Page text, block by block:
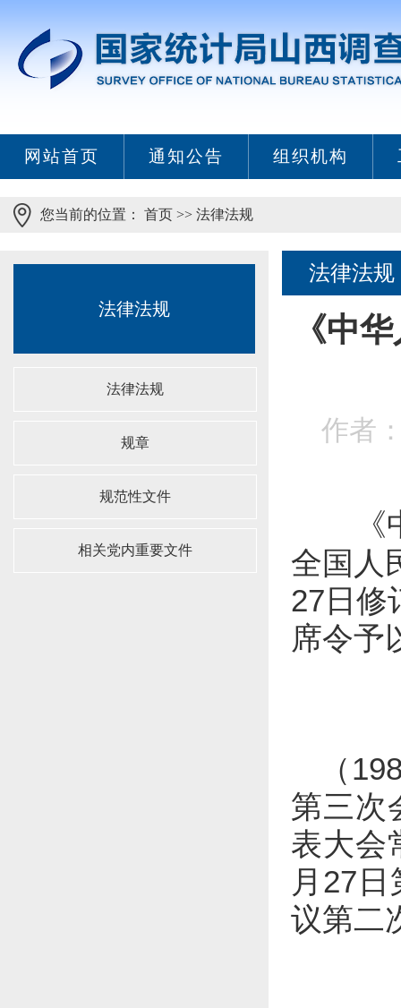
网站首页 通知公告 组织机构
您当前的位置： 首页 >> 法律法规
法律法规
法律法规
规章
规范性文件
相关党内重要文件
法律法规
《中
作者
全国人
27日修
席令予
（
第三次
表大会
月27
议第二